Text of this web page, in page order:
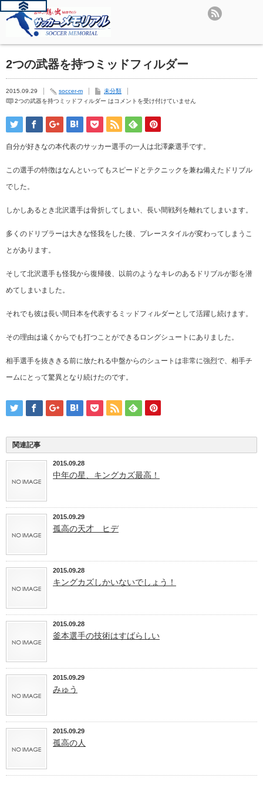
2つの武器を持つミッドフィルダー
2015.09.29 soccer-m
未分類
2つの武器を持つミッドフィルダー はコメントを受け付けていません
自分が好きなの本代表のサッカー選手の一人は北澤豪選手です。
この選手の特徴はなんといってもスピードとテクニックを兼ね備えたドリブル
でした。
しかしあるとき北沢選手は骨折してしまい、長い間戦列を離れてしまいます。
多くのドリブラーは大きな怪我をした後、プレースタイルが変わってしまうこ
とがあります。
そして北沢選手も怪我から復帰後、以前のようなキレのあるドリブルが影を潜
めてしまいました。
それでも彼は長い間日本を代表するミッドフィルダーとして活躍し続けます。
その理由は遠くからでも打つことができるロングシュートにありました。
相手選手を抜ききる前に放たれる中盤からのシュートは非常に強烈で、相手チ
ームにとって驚異となり続けたのです。
関連記事
2015.09.28
中年の星、キングカズ最高！
2015.09.29
孤高の天才 ヒデ
2015.09.28
キングカズしかいないでしょう！
2015.09.28
釜本選手の技術はすばらしい
2015.09.29
みゅう
2015.09.29
孤高の人